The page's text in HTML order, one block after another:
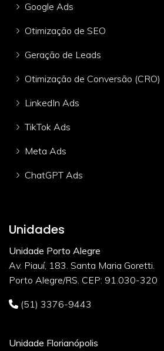
Google Ads
Otimização de SEO
Geração de Leads
Otimização de Conversão (CRO)
LinkedIn Ads
TikTok Ads
Meta Ads
ChatGPT Ads
Unidades
Unidade Porto Alegre
Av. Piauí, 183. Santa Maria Goretti.
Porto Alegre/RS. CEP: 91.030-320
(51) 3376-9443
Unidade Florianópolis